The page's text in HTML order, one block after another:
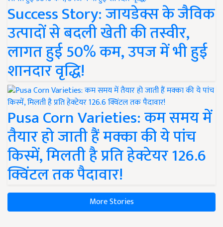
Success Story: जायडेक्स के जैविक
उत्पादों से बदली खेती की तस्वीर,
लागत हुई 50% कम, उपज में भी हुई
शानदार वृद्धि!
Pusa Corn Varieties: कम समय में
तैयार हो जाती हैं मक्का की ये पांच
किस्में, मिलती है प्रति हेक्टेयर 126.6
क्विंटल तक पैदावार!
More Stories